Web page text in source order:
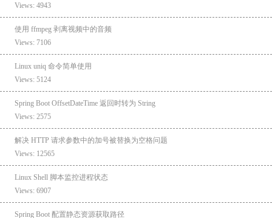
Views: 4943
使用 ffmpeg 剥离视频中的音频
Views: 7106
Linux uniq 命令简单使用
Views: 5124
Spring Boot OffsetDateTime 返回时转为 String
Views: 2575
解决 HTTP 请求参数中的加号被替换为空格问题
Views: 12565
Linux Shell 脚本监控进程状态
Views: 6907
Spring Boot 配置静态资源获取路径